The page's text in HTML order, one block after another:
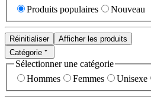
Produits populaires
Nouveau
Réinitialiser
Afficher les produits
Catégorie
Sélectionner une catégorie
Hommes
Femmes Unisexe